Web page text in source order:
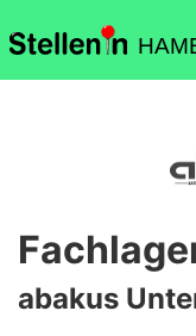
abakus